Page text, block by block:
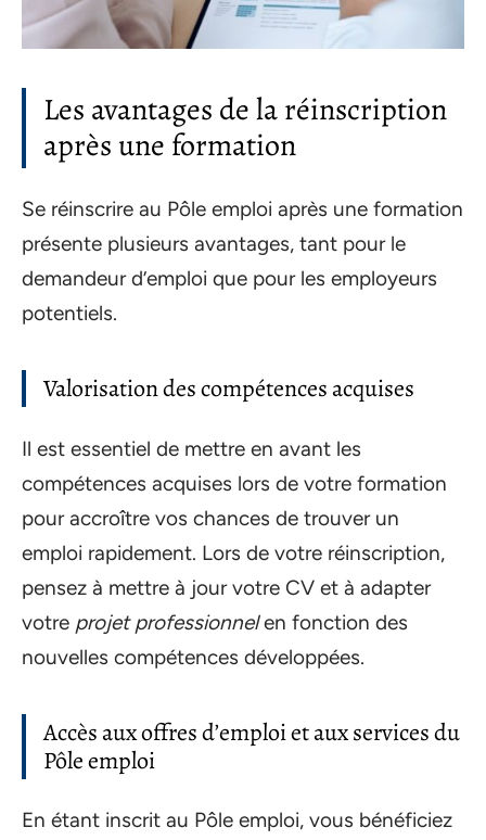
Les avantages de la réinscription
après une formation
Se réinscrire au Pôle emploi après une formation
présente plusieurs avantages, tant pour le
demandeur d’emploi que pour les employeurs
potentiels.
Valorisation des compétences acquises
Il est essentiel de mettre en avant les
compétences acquises lors de votre formation
pour accroître vos chances de trouver un
emploi rapidement. Lors de votre réinscription,
pensez à mettre à jour votre CV et à adapter
votre projet professionnelen fonction des
nouvelles compétences développées.
Accès aux offres d’emploi et aux services du
Pôle emploi
En étant inscrit au Pôle emploi, vous bénéficiez